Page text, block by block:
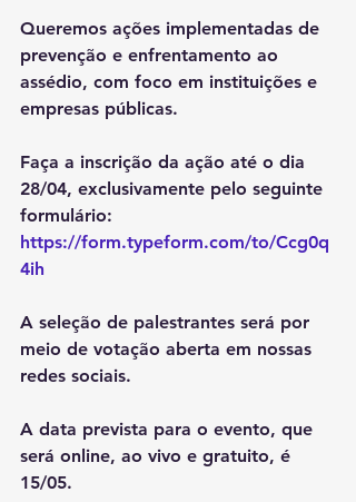
Queremos ações implementadas de
prevenção e enfrentamento ao
assédio, com foco em instituições e
empresas públicas.
Faça a inscrição da ação até o dia
28/04, exclusivamente pelo seguinte
formulário:
https://form.typeform.com/to/Ccg0q
4ih
A seleção de palestrantes será por
meio de votação aberta em nossas
redes sociais.
A data prevista para o evento, que
será online, ao vivo e gratuito, é
15/05.